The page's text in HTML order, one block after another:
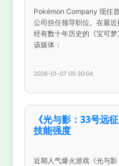
Pokémon Company 现任
公司担任领导职位。在最
经有数十年历史的《宝可
该媒体：
2026-01-07 05:30:04
《光与影：33号远
技能强度
近期人气爆火游戏《光与